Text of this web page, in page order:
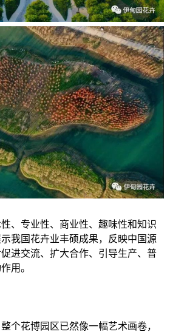
、专业性、商业性、趣味性和知识
我国花卉业丰硕成果，反映中国源
进交流、扩大合作、引导生产、普
用。
个花博园区已然像一幅艺术画卷，